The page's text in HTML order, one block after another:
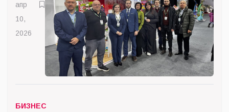
апр
10,
2026
БИЗНЕС